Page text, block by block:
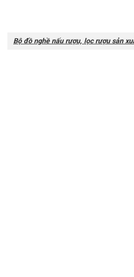
Bộ đồ nghề nấu rượu, lọc rượu sản